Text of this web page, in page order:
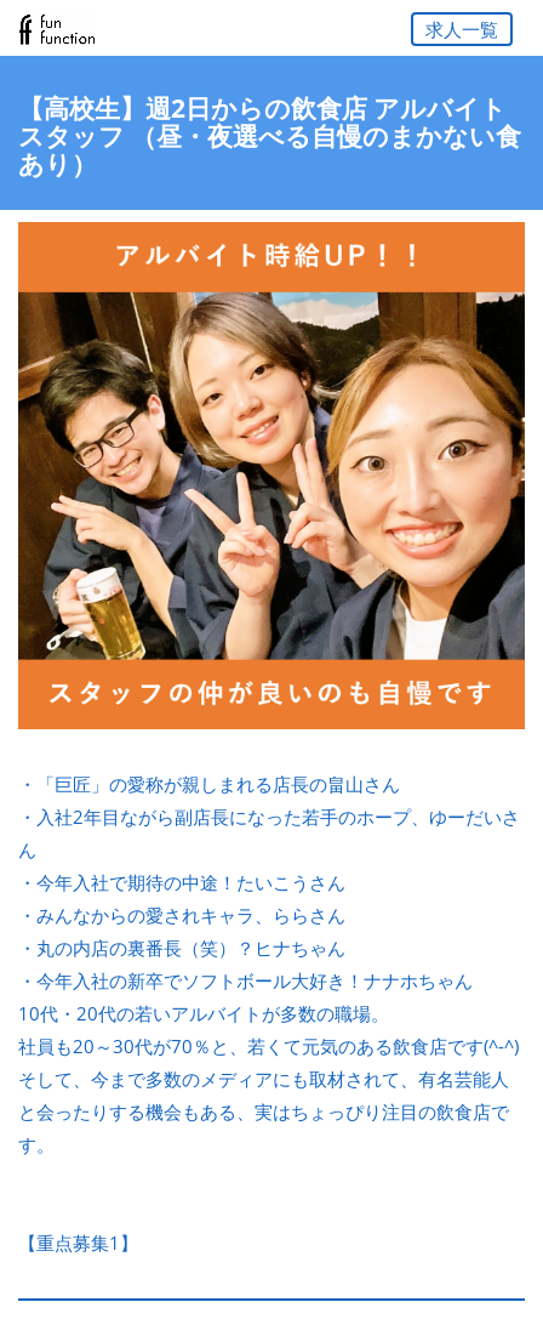
求人一覧
【高校生】週2日からの飲食店 アルバイト
スタッフ （昼・夜選べる自慢のまかない食
あり）
・「巨匠」の愛称が親しまれる店長の畠山さん
・入社2年目ながら副店長になった若手のホープ、ゆーだいさ
ん
・今年入社で期待の中途！たいこうさん
・みんなからの愛されキャラ、ららさん
・丸の内店の裏番長（笑）？ヒナちゃん
・今年入社の新卒でソフトボール大好き！ナナホちゃん
10代・20代の若いアルバイトが多数の職場。
社員も20～30代が70％と、若くて元気のある飲食店です(^-^)
そして、今まで多数のメディアにも取材されて、有名芸能人
と会ったりする機会もある、実はちょっぴり注目の飲食店で
す。
【重点募集1】